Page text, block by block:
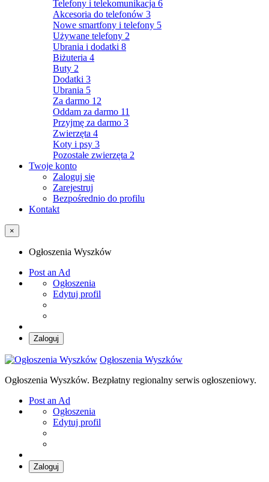
Telefony i telekomunikacja 6
Akcesoria do telefonów 3
Nowe smartfony i telefony 5
Używane telefony 2
Ubrania i dodatki 8
Biżuteria 4
Buty 2
Dodatki 3
Ubrania 5
Za darmo 12
Oddam za darmo 11
Przyjmę za darmo 3
Zwierzęta 4
Koty i psy 3
Pozostałe zwierzęta 2
Twoje konto
Zaloguj się
Zarejestruj
Bezpośrednio do profilu
Kontakt
×
Ogłoszenia Wyszków
Post an Ad
Ogłoszenia
Edytuj profil
Zaloguj
Ogłoszenia Wyszków
Ogłoszenia Wyszków. Bezpłatny regionalny serwis ogłoszeniowy.
Post an Ad
Ogłoszenia
Edytuj profil
Zaloguj